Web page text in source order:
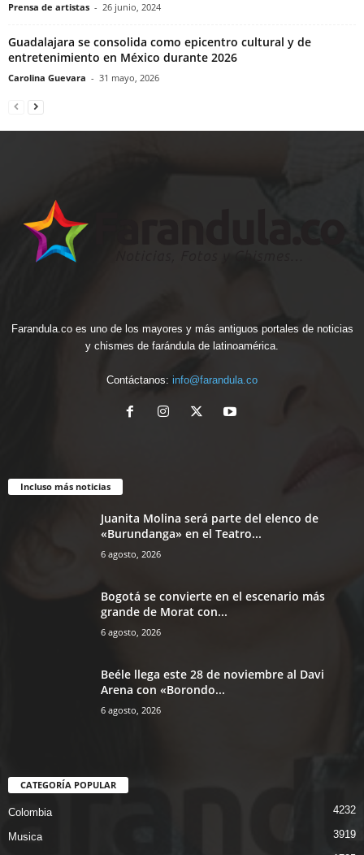
Prensa de artistas - 26 junio, 2024
Guadalajara se consolida como epicentro cultural y de
entretenimiento en México durante 2026
Carolina Guevara - 31 mayo, 2026
Farandula.co es uno de los mayores y más antiguos portales de noticias
y chismes de farándula de latinoamérica.
Contáctanos: info@farandula.co
Incluso más noticias
Juanita Molina será parte del elenco de
«Burundanga» en el Teatro...
6 agosto, 2026
Bogotá se convierte en el escenario más
grande de Morat con...
6 agosto, 2026
Beéle llega este 28 de noviembre al Davi
Arena con «Borondo...
6 agosto, 2026
CATEGORÍA POPULAR
Colombia 4232
Musica
3919